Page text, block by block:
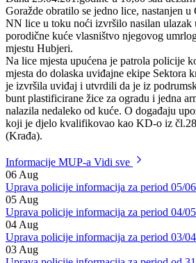
čl.362 stav 2. KZ F BiH /Nasilničko
Dana 25.04.201.godine u 10,00 sati
Goražde obratilo se jedno lice, nastanjen u
NN lice u toku noći izvršilo nasilan ulazak
porodične kuće vlasništvo njegovog
mjestu Hubjeri.
Na lice mjesta upućena je patrola policije
mjesta do dolaska uviđajne ekipe Sektora
je izvršila uviđaj i utvrdili da je iz
bunt plastificirane žice za ogradu i jedna
koji je djelo kvalifikovao kao KD-o iz
(Krađa).
Informacije MUP-a
06Aug
Uprava policije informacija za period 05/
05Aug
Uprava policije informacija za period 04/